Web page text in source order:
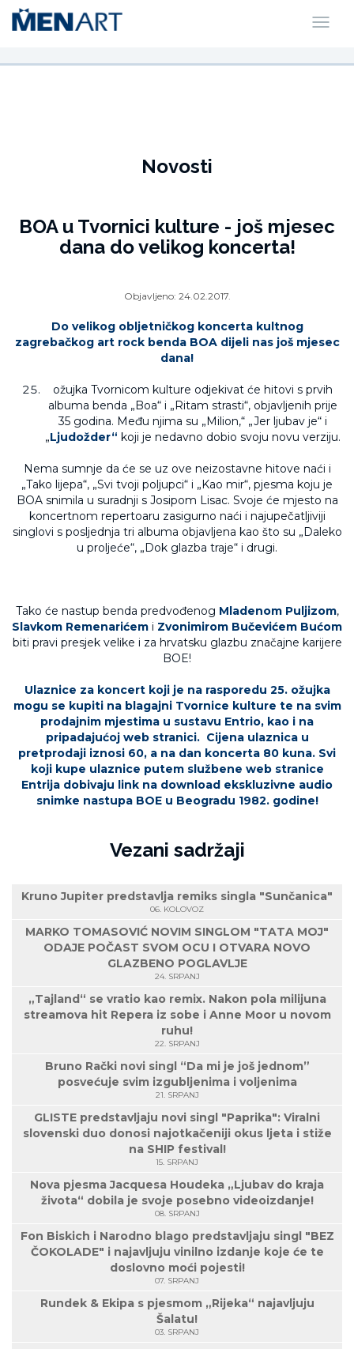
Novosti
BOA u Tvornici kulture - još mjesec
dana do velikog koncerta!
Objavljeno: 24.02.2017.
Do velikog obljetničkog koncerta kultnog
zagrebačkog art rock benda BOA dijeli nas još mjesec
dana!
ožujka Tvornicom kulture odjekivat će hitovi s prvih
albuma benda „Boa“ i „Ritam strasti“, objavljenih prije
35 godina. Među njima su „Milion,“ „Jer ljubav je“ i
„Ljudožder“ koji je nedavno dobio svoju novu verziju.
Nema sumnje da će se uz ove neizostavne hitove naći i
„Tako lijepa“, „Svi tvoji poljupci“ i „Kao mir“, pjesma koju je
BOA snimila u suradnji s Josipom Lisac. Svoje će mjesto na
koncertnom repertoaru zasigurno naći i najupečatljiviji
singlovi s posljednja tri albuma objavljena kao što su „Daleko
u proljeće“, „Dok glazba traje“ i drugi.
Tako će nastup benda predvođenog Mladenom Puljizom,
Slavkom Remenarićem i Zvonimirom Bučevićem Bućom
biti pravi presjek velike i za hrvatsku glazbu značajne karijere
BOE!
Ulaznice za koncert koji je na rasporedu 25. ožujka
mogu se kupiti na blagajni Tvornice kulture te na svim
prodajnim mjestima u sustavu Entrio, kao i na
pripadajućoj web stranici. Cijena ulaznica u
pretprodaji iznosi 60, a na dan koncerta 80 kuna. Svi
koji kupe ulaznice putem službene web stranice
Entrija dobivaju link na download ekskluzivne audio
snimke nastupa BOE u Beogradu 1982. godine!
Vezani sadržaji
Kruno Jupiter predstavlja remiks singla "Sunčanica"
06. KOLOVOZ
MARKO TOMASOVIĆ NOVIM SINGLOM "TATA MOJ"
ODAJE POČAST SVOM OCU I OTVARA NOVO
GLAZBENO POGLAVLJE
24. SRPANJ
„Tajland“ se vratio kao remix. Nakon pola milijuna
streamova hit Repera iz sobe i Anne Moor u novom
ruhu!
22. SRPANJ
Bruno Rački novi singl “Da mi je još jednom”
posvećuje svim izgubljenima i voljenima
21. SRPANJ
GLISTE predstavljaju novi singl "Paprika": Viralni
slovenski duo donosi najotkačeniji okus ljeta i stiže
na SHIP festival!
15. SRPANJ
Nova pjesma Jacquesa Houdeka „Ljubav do kraja
života“ dobila je svoje posebno videoizdanje!
08. SRPANJ
Fon Biskich i Narodno blago predstavljaju singl "BEZ
ČOKOLADE" i najavljuju vinilno izdanje koje će te
doslovno moći pojesti!
07. SRPANJ
Rundek & Ekipa s pjesmom „Rijeka“ najavljuju
Šalatu!
03. SRPANJ